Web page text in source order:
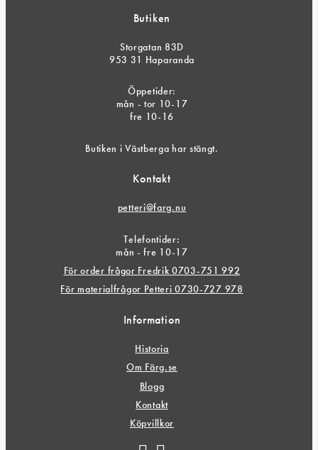
Butiken
Storgatan 83D
953 31 Haparanda
Öppetider:
mån - tor 10-17
fre 10-16
Butiken i Västberga har stängt.
Kontakt
petteri@farg.nu
Telefontider:
mån - fre 10-17
För order frågor Fredrik 0703-751 992
För materialfrågor Petteri 0730-727 978
Information
Historia
Om Färg.se
Blogg
Kontakt
Köpvillkor